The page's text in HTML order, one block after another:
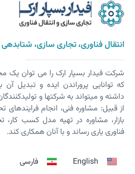
انتقال فناوری، تجاری سازی،
شرکت فیدار بسپار ارک را می توان یک
که توانایی پروراندن ایده و تبدیل
داشته و می­تواند به شرکت­ها و
از قبیل: مشاوره فنی، انجام
بازار، مشاوره در تهیه مدل کسب کار،
فناوری یاری رساند و با آنان همکاری کند.
English فارسی